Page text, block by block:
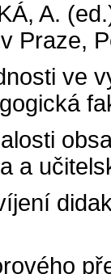
A.
Praze,
ve
a